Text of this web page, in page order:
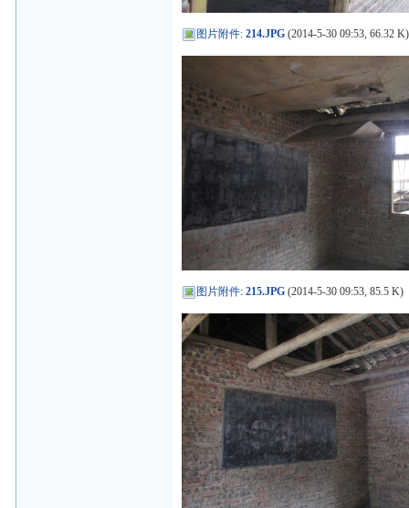
图片附件:214.JPG (2014-5-30 09:53, 66.32 K)
图片附件:215.JPG (2014-5-30 09:53, 85.5 K)